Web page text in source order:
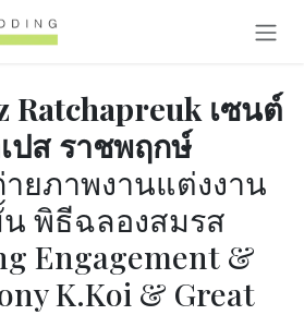
Ratchapreuk เซนต์
ปส ราชพฤกษ์
ยภาพงานแต่งงาน
พิธีฉลองสมรส
Engagement &
K.Koi & Great